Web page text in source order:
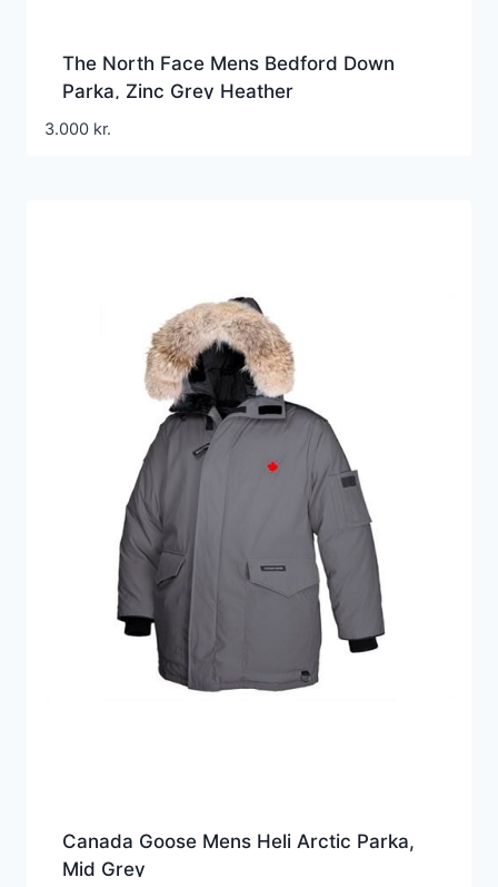
The North Face Mens Bedford Down
Parka, Zinc Grey Heather
3.000 kr.
Canada Goose Mens Heli Arctic Parka,
Mid Grey